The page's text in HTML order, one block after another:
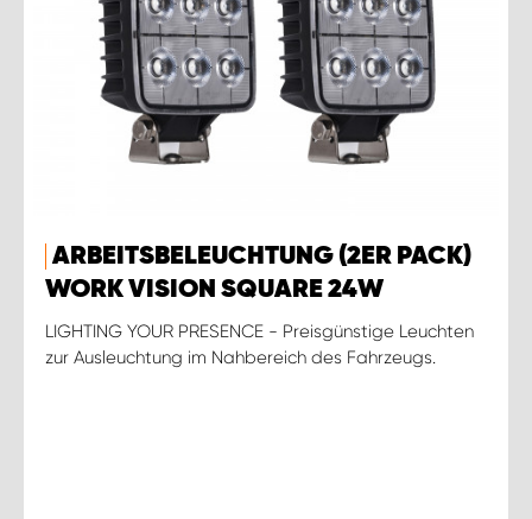
ARBEITSBELEUCHTUNG (2ER PACK)
WORK VISION SQUARE 24W
LIGHTING YOUR PRESENCE - Preisgünstige Leuchten
zur Ausleuchtung im Nahbereich des Fahrzeugs.